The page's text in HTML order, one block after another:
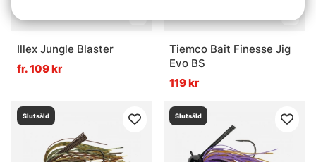
Illex Jungle Blaster
fr. 109 kr
Tiemco Bait Finesse Jig
Evo BS
119 kr
Slutsåld Slutsåld